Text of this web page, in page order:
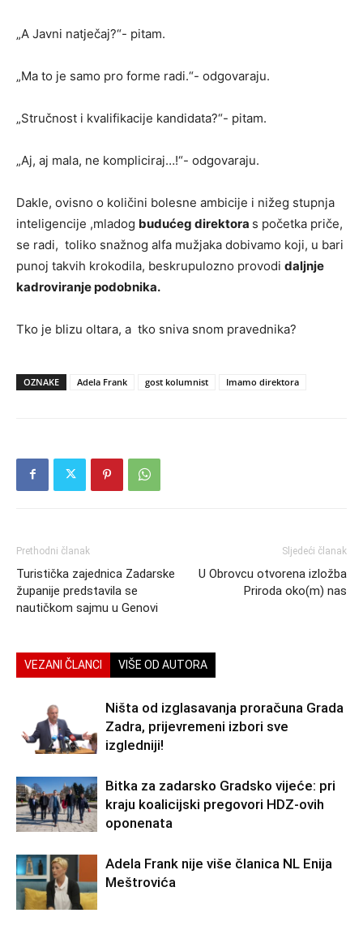
„A Javni natječaj?“- pitam.
„Ma to je samo pro forme radi.“- odgovaraju.
„Stručnost i kvalifikacije kandidata?“- pitam.
„Aj, aj mala, ne kompliciraj…!“- odgovaraju.
Dakle, ovisno o količini bolesne ambicije i nižeg stupnja
inteligencije ,mladog budućeg direktora s početka priče,
se radi, toliko snažnog alfa mužjaka dobivamo koji, u bari
punoj takvih krokodila, beskrupulozno provodi daljnje
kadroviranje podobnika.
Tko je blizu oltara, a tko sniva snom pravednika?
OZNAKE Adela Frank gost kolumnist Imamo direktora
Prethodni članak
Turistička zajednica Zadarske
županije predstavila se
nautičkom sajmu u Genovi
Sljedeći članak
U Obrovcu otvorena izložba
Priroda oko(m) nas
VEZANI ČLANCI VIŠE OD AUTORA
Ništa od izglasavanja proračuna Grada
Zadra, prijevremeni izbori sve
izgledniji!
Bitka za zadarsko Gradsko vijeće: pri
kraju koalicijski pregovori HDZ-ovih
oponenata
Adela Frank nije više članica NL Enija
Meštrovića